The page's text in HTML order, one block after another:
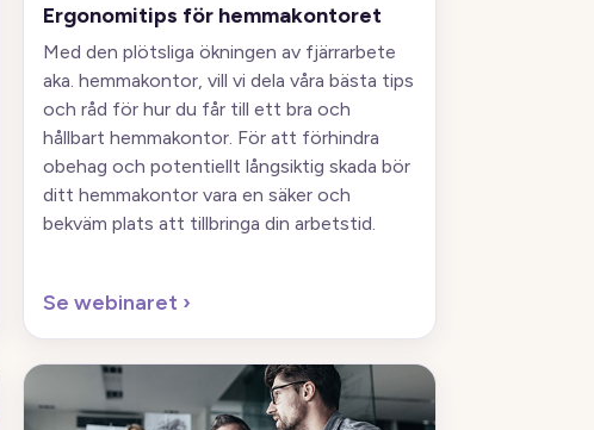
Ergonomitips för hemmakontoret
Med den plötsliga ökningen av fjärrarbete
aka. hemmakontor, vill vi dela våra bästa tips
och råd för hur du får till ett bra och
hållbart hemmakontor. För att förhindra
obehag och potentiellt långsiktig skada bör
ditt hemmakontor vara en säker och
bekväm plats att tillbringa din arbetstid.
Se webinaret ›